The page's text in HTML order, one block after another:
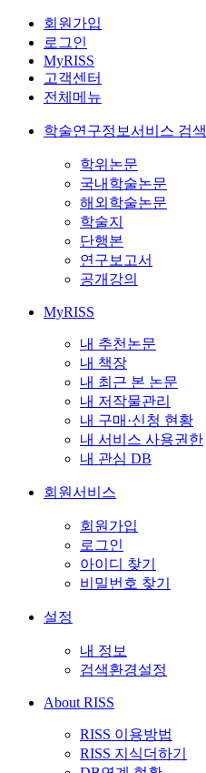
회원가입
로그인
MyRISS
고객센터
전체메뉴
학술연구정보서비스 검색
학위논문
국내학술논문
해외학술논문
학술지
단행본
연구보고서
공개강의
MyRISS
내 추천논문
내 책장
내 최근 본 논문
내 저작물관리
내 구매·신청 현황
내 서비스 사용권한
내 관심 DB
회원서비스
회원가입
로그인
아이디 찾기
비밀번호 찾기
설정
내 정보
검색환경설정
About RISS
RISS 이용방법
RISS 지식더하기